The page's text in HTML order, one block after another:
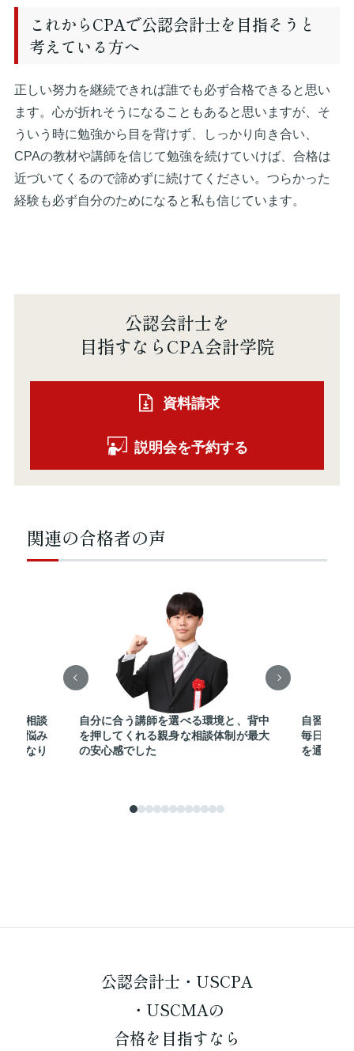
これからCPAで公認会計士を目指そうと
考えている方へ
正しい努力を継続できれば誰でも必ず合格できると思い
ます。心が折れそうになることもあると思いますが、そ
ういう時に勉強から目を背けず、しっかり向き合い、
CPAの教材や講師を信じて勉強を続けていけば、合格は
近づいてくるので諦めずに続けてください。つらかった
経験も必ず自分のためになると私も信じています。
公認会計士を
目指すならCPA会計学院
資料請求
説明会を予約する
関連の合格者の声
習相談
で悩み
になり
自分に合う講師を選べる環境と、背中
を押してくれる親身な相談体制が最大
の安心感でした
自習室を
毎日切磋
を通じて
公認会計士・USCPA
・USCMAの
合格を 目指すなら